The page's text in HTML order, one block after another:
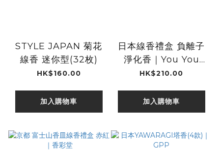
STYLE JAPAN 菊花
線香 迷你型(32枚)
HK$160.00
加入購物車
日本線香禮盒 負離子
淨化香｜You You
Ang
HK$210.00
加入購物車